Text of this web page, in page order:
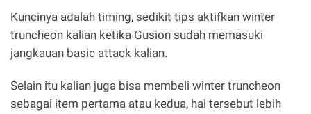
Kuncinya adalah timing, sedikit tips aktifkan winter
truncheon kalian ketika Gusion sudah memasuki
jangkauan basic attack kalian.
Selain itu kalian juga bisa membeli winter truncheon
sebagai item pertama atau kedua, hal tersebut lebih